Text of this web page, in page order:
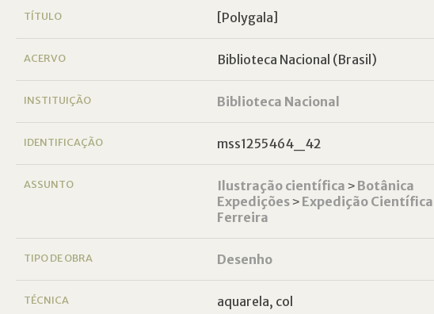
TÍTULO [Polygala]
ACERVO Biblioteca Nacional (Brasil)
INSTITUIÇÃO Biblioteca Nacional
IDENTIFICAÇÃO mss1255464_42
ASSUNTO Ilustração científica ˃ Botânica
Expedições˃ Expedição Científica
Ferreira
TIPO DE OBRA Desenho
TÉCNICA aquarela, col